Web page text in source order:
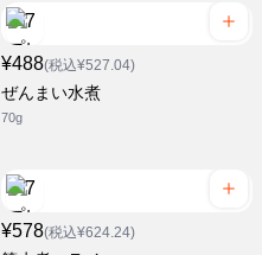
¥488(税込¥527.04)
ぜんまい水煮
70g
¥578(税込¥624.24)